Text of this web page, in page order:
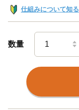
仕組みについて知る
数量